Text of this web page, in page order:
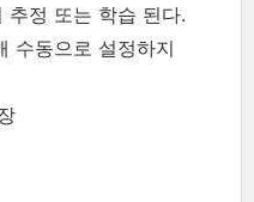
추정 또는 학습 된다.
수동으로 설정하지